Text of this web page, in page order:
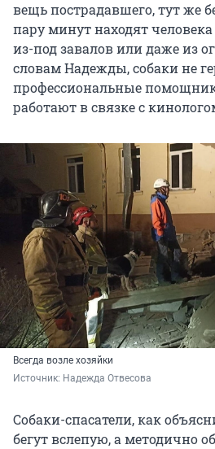
вещь пострадавшего, тут же
пару минут находят
из-под завалов или даже из
словам Надежды, собаки не
профессиональные
работают в связке с
Всегда возле хозяйки
Источник: Надежда Отвесова
Собаки-спасатели, как
бегут вслепую, а методично